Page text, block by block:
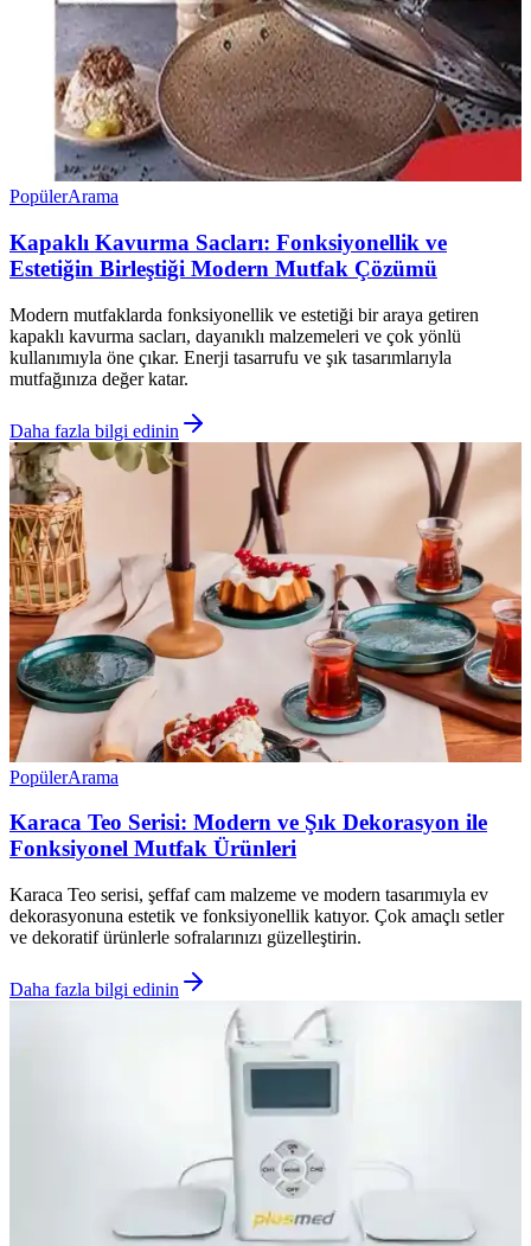
PopülerArama
Kapaklı Kavurma Sacları: Fonksiyonellik ve
Estetiğin Birleştiği Modern Mutfak Çözümü
Modern mutfaklarda fonksiyonellik ve estetiği bir araya getiren
kapaklı kavurma sacları, dayanıklı malzemeleri ve çok yönlü
kullanımıyla öne çıkar. Enerji tasarrufu ve şık tasarımlarıyla
mutfağınıza değer katar.
Daha fazla bilgi edinin
PopülerArama
Karaca Teo Serisi: Modern ve Şık Dekorasyon ile
Fonksiyonel Mutfak Ürünleri
Karaca Teo serisi, şeffaf cam malzeme ve modern tasarımıyla ev
dekorasyonuna estetik ve fonksiyonellik katıyor. Çok amaçlı setler
ve dekoratif ürünlerle sofralarınızı güzelleştirin.
Daha fazla bilgi edinin